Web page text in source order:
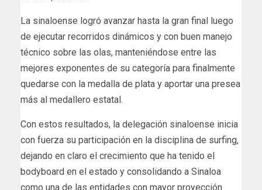
La sinaloense logró avanzar hasta la gran final luego
de ejecutar recorridos dinámicos y con buen manejo
técnico sobre las olas, manteniéndose entre las
mejores exponentes de su categoría para finalmente
quedarse con la medalla de plata y aportar una presea
más al medallero estatal.
Con estos resultados, la delegación sinaloense inicia
con fuerza su participación en la disciplina de surfing,
dejando en claro el crecimiento que ha tenido el
bodyboard en el estado y consolidando a Sinaloa
como una de las entidades con mayor proyección